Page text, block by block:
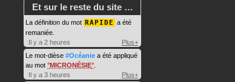
Et sur le reste du site …
La définition du mot RAPIDE a été
remaniée.
Il y a 2 heures
Plus+
Le mot-dièse #Océanie a été appliqué
au mot MICRONÉSIE
Il y a 3 heures
Plus+